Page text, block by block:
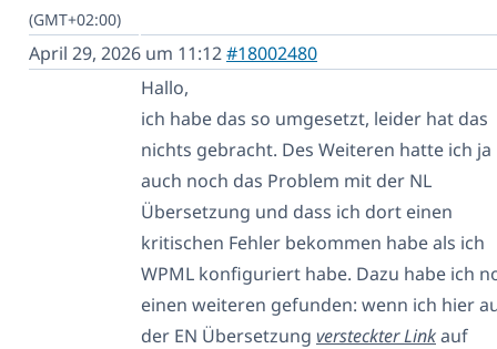
(GMT+02:00)
April 29, 2026 um 11:12#18002480
Hallo,
ich habe das so umgesetzt, leider hat das
nichts gebracht. Des Weiteren hatte ich ja
auch noch das Problem mit der NL
Übersetzung und dass ich dort einen
kritischen Fehler bekommen habe als ich
WPML konfiguriert habe. Dazu habe ich
einen weiteren gefunden: wenn ich hier
der EN Übersetzung versteckter Linkauf